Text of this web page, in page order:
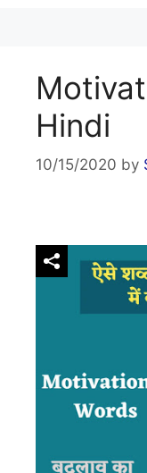
Hindi
10/15/2020 by